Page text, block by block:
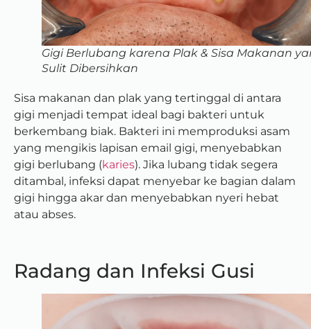
Gigi Berlubang karena Plak & Sisa Makanan
Sulit Dibersihkan
Sisa makanan dan plak yang tertinggal di antara
gigi menjadi tempat ideal bagi bakteri untuk
berkembang biak. Bakteri ini memproduksi asam
yang mengikis lapisan email gigi, menyebabkan
gigi berlubang (karies). Jika lubang tidak segera
ditambal, infeksi dapat menyebar ke bagian dalam
gigi hingga akar dan menyebabkan nyeri hebat
atau abses.
Radang dan Infeksi Gusi